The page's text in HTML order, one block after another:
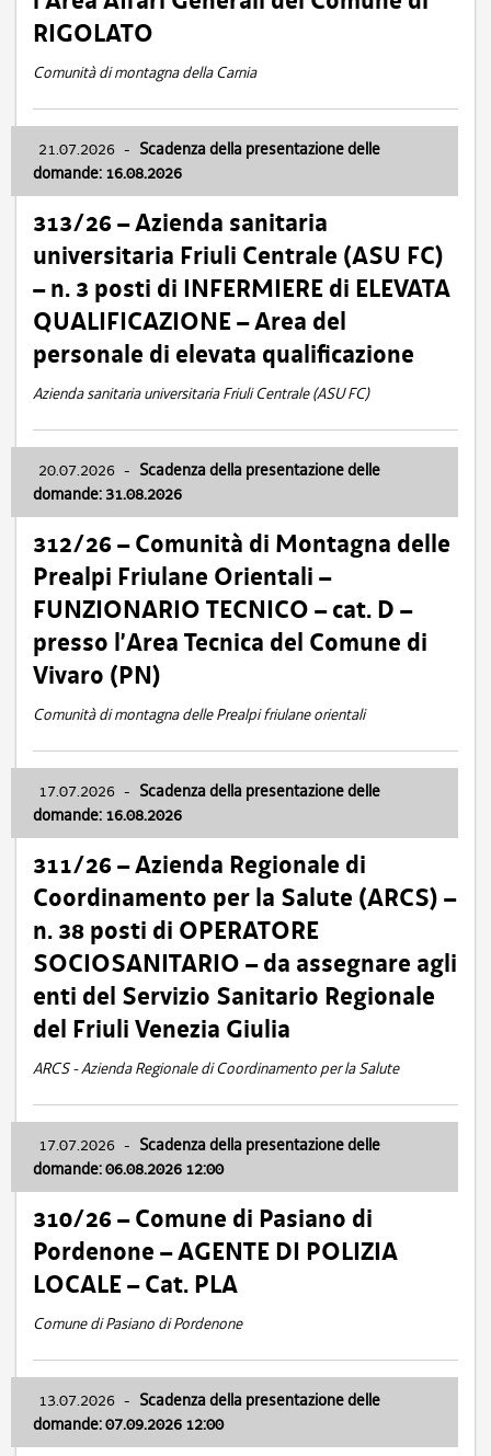
RIGOLATO
Comunità di montagna della Carnia
21.07.2026 - Scadenza della presentazione delle
domande: 16.08.2026
313/26 – Azienda sanitaria
universitaria Friuli Centrale (ASU FC)
– n. 3 posti di INFERMIERE di ELEVATA
QUALIFICAZIONE – Area del
personale di elevata qualificazione
Azienda sanitaria universitaria Friuli Centrale (ASU FC)
20.07.2026 - Scadenza della presentazione delle
domande: 31.08.2026
312/26 – Comunità di Montagna delle
Prealpi Friulane Orientali –
FUNZIONARIO TECNICO – cat. D –
presso l’Area Tecnica del Comune di
Vivaro (PN)
Comunità di montagna delle Prealpi friulane orientali
17.07.2026 - Scadenza della presentazione delle
domande: 16.08.2026
311/26 – Azienda Regionale di
Coordinamento per la Salute (ARCS) –
n. 38 posti di OPERATORE
SOCIOSANITARIO – da assegnare agli
enti del Servizio Sanitario Regionale
del Friuli Venezia Giulia
ARCS - Azienda Regionale di Coordinamento per la Salute
17.07.2026 - Scadenza della presentazione delle
domande: 06.08.2026 12:00
310/26 – Comune di Pasiano di
Pordenone – AGENTE DI POLIZIA
LOCALE – Cat. PLA
Comune di Pasiano di Pordenone
13.07.2026 - Scadenza della presentazione delle
domande: 07.09.2026 12:00